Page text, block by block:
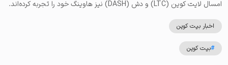
امسال لایت‌ کوین (LTC) و دش (DASH) نیز هاوینگ خود را تجربه کرده‌اند.
اخبار بیت کوین
#بیت کوین